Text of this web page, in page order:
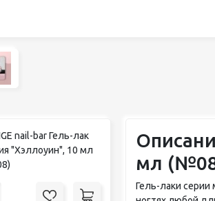
nail-bar Гель-лак
"Хэллоуин", 10 мл
мл
Гель-лаки серии